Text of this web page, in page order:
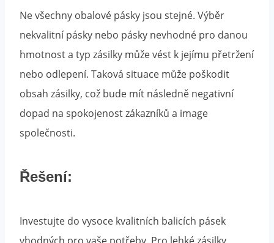
Ne všechny obalové pásky jsou stejné. Výběr
nekvalitní pásky nebo pásky nevhodné pro danou
hmotnost a typ zásilky může vést k jejímu přetržení
nebo odlepení. Taková situace může poškodit
obsah zásilky, což bude mít následně negativní
dopad na spokojenost zákazníků a image
společnosti.
Řešení:
Investujte do vysoce kvalitních balicích pásek